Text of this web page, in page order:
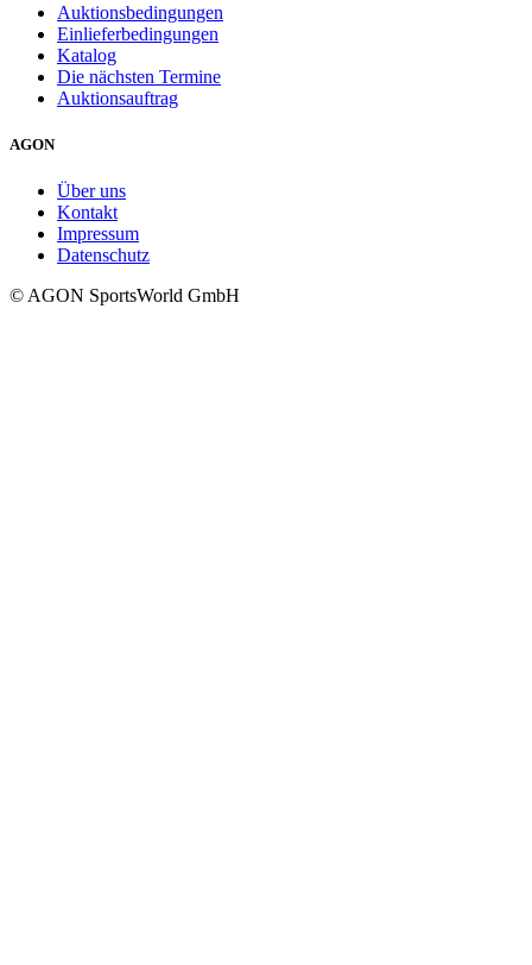
Auktionsbedingungen
Einlieferbedingungen
Katalog
Die nächsten Termine
Auktionsauftrag
AGON
Über uns
Kontakt
Impressum
Datenschutz
© AGON SportsWorld GmbH